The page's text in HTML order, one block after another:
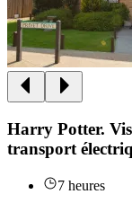
Harry Potter.
transport
7 heures